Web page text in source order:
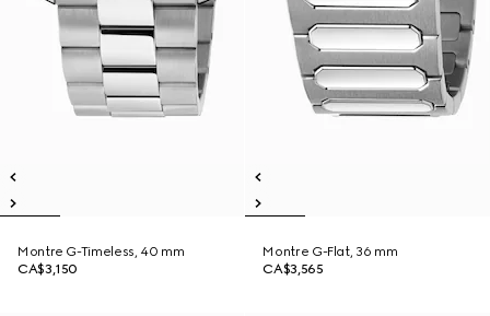
Montre G-Timeless, 40 mm
CA$3,150
Montre G-Flat, 36 mm
CA$3,565